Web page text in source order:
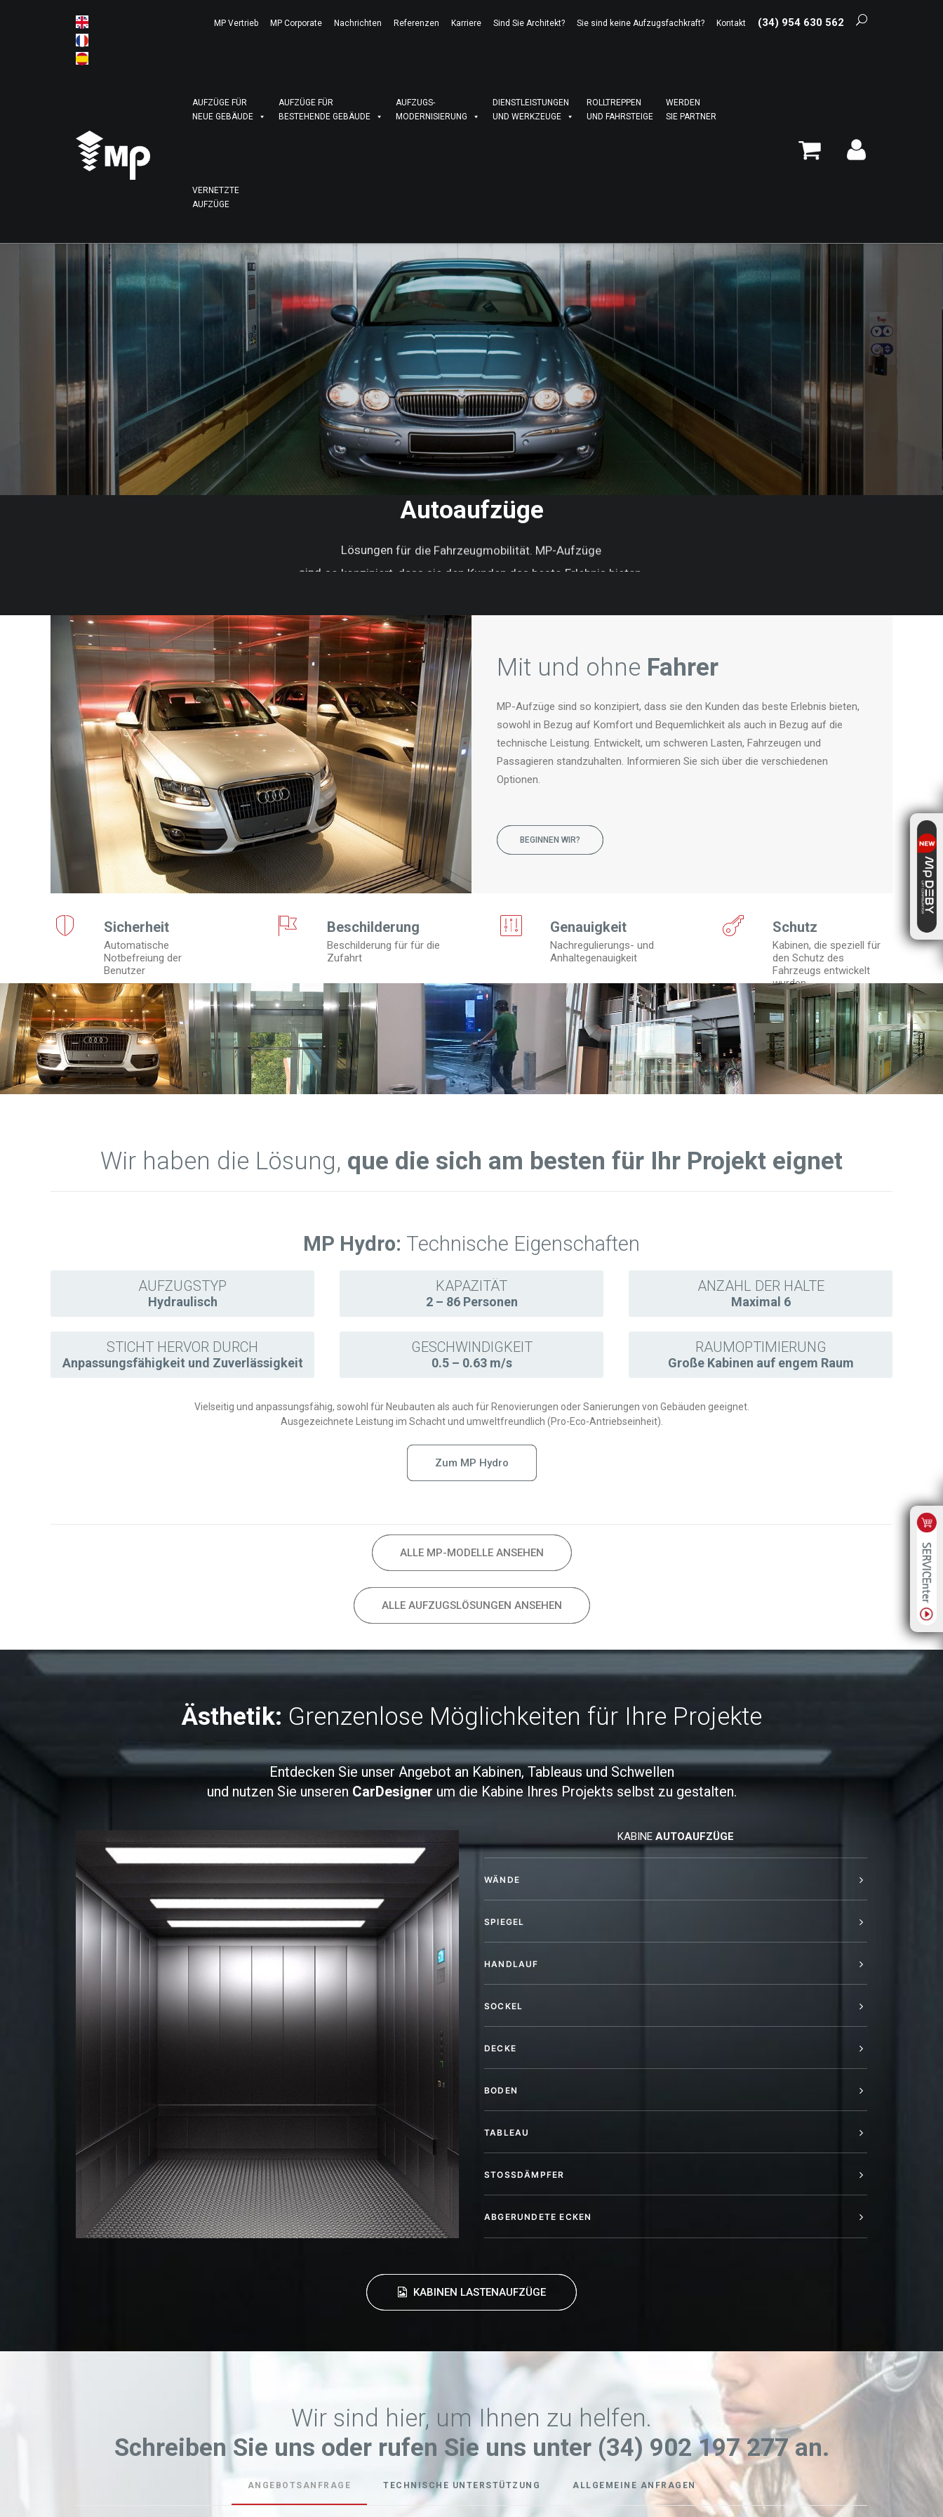
MP Vertrieb MP Corporate Nachrichten Referenzen Karriere Sind Sie Architekt? Sie sind keine Aufzugsfachkraft? Kontakt (34) 954 630 562
AUFZÜGE FÜR
NEUE GEBÄUDE
AUFZÜGE FÜR
BESTEHENDE GEBÄUDE
AUFZUGS-
MODERNISIERUNG
DIENSTLEISTUNGEN
UND WERKZEUGE
ROLLTREPPEN
UND FAHRSTEIGE
WERDEN
SIE PARTNER
VERNETZTE
AUFZÜGE
Autoaufzüge
Lösungen für die Fahrzeugmobilität. MP-Aufzüge
Mit und ohne Fahrer
MP-Aufzüge sind so konzipiert, dass sie den Kunden das beste Erlebnis bieten,
sowohl in Bezug auf Komfort und Bequemlichkeit als auch in Bezug auf die
technische Leistung. Entwickelt, um schweren Lasten, Fahrzeugen und
Passagieren standzuhalten. Informieren Sie sich über die verschiedenen
Optionen.
BEGINNEN WIR?
Sicherheit
Automatische
Notbefreiung der
Benutzer
Beschilderung
Beschilderung für für die
Zufahrt
Genauigkeit
Nachregulierungs- und
Anhaltegenauigkeit
Schutz
Kabinen, die speziell für
den Schutz des
Fahrzeugs entwickelt
wurden
Wir haben die Lösung, que die sich am besten für Ihr Projekt eignet
MP Hydro: Technische Eigenschaften
AUFZUGSTYP
Hydraulisch
STICHT HERVOR DURCH
Anpassungsfähigkeit und Zuverlässigkeit
KAPAZITÄT
2 – 86 Personen
GESCHWINDIGKEIT
0.5 – 0.63 m/s
ANZAHL DER HALTE
Maximal 6
RAUMOPTIMIERUNG
Große Kabinen auf engem Raum
Vielseitig und anpassungsfähig, sowohl für Neubauten als auch für Renovierungen oder Sanierungen von Gebäuden geeignet.
Ausgezeichnete Leistung im Schacht und umweltfreundlich (Pro-Eco-Antriebseinheit).
Zum MP Hydro
ALLE MP-MODELLE ANSEHEN
ALLE AUFZUGSLÖSUNGEN ANSEHEN
Ästhetik: Grenzenlose Möglichkeiten für Ihre Projekte
Entdecken Sie unser Angebot an Kabinen, Tableaus und Schwellen
und nutzen Sie unseren CarDesigner um die Kabine Ihres Projekts selbst zu gestalten.
KABINE AUTOAUFZÜGE
WÄNDE
SPIEGEL
HANDLAUF
SOCKEL
DECKE
BODEN
TABLEAU
STOSSDÄMPFER
ABGERUNDETE ECKEN
KABINEN LASTENAUFZÜGE
Wir sind hier, um Ihnen zu helfen.
Schreiben Sie uns oder rufen Sie uns unter (34) 902 197 277 an.
ANGEBOTSANFRAGE TECHNISCHE UNTERSTÜTZUNG ALLGEMEINE ANFRAGEN